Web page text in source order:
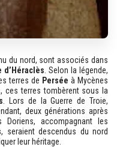
du nord, sont associés dans
d’Héraclès . Selon la légende,
terres de Persée à Mycènes
ces terres tombèrent sous la
. Lors de la Guerre de Troie,
deux générations après
Doriens, accompagnant les
, seraient descendus du nord
leur héritage.